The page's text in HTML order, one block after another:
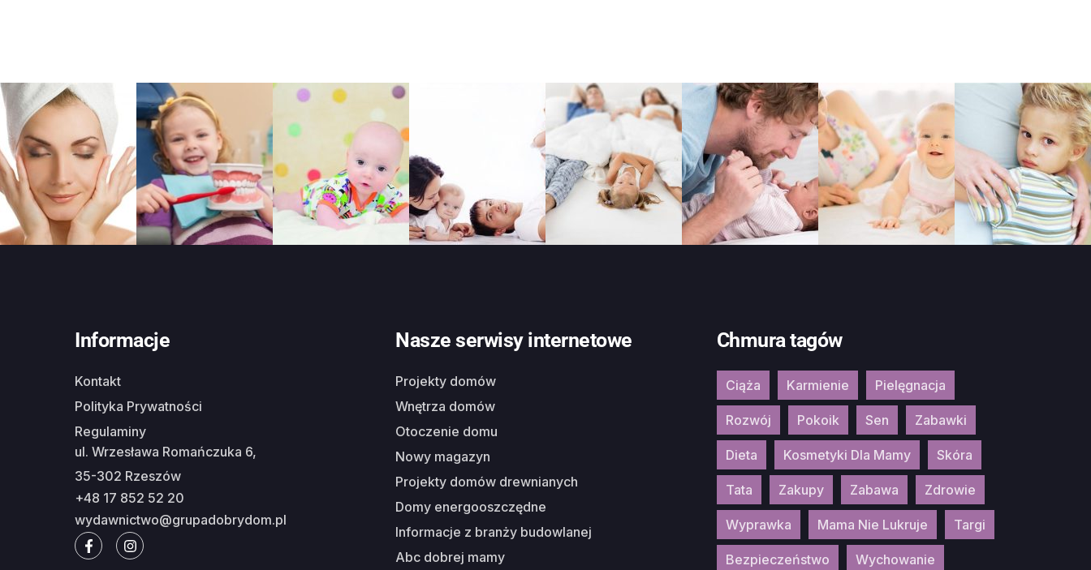
Informacje
Kontakt
Polityka Prywatności
Regulaminy
ul. Wrzesława Romańczuka 6,
35-302 Rzeszów
+48 17 852 52 20
wydawnictwo@grupadobrydom.pl
Nasze serwisy internetowe
Projekty domów
Wnętrza domów
Otoczenie domu
Nowy magazyn
Projekty domów drewnianych
Domy energooszczędne
Informacje z branży budowlanej
Abc dobrej mamy
Chmura tagów
Ciąża Karmienie Pielęgnacja
Rozwój Pokoik Sen Zabawki
Dieta Kosmetyki Dla Mamy Skóra
Tata Zakupy Zabawa Zdrowie
Wyprawka Mama Nie Lukruje Targi
Bezpieczeństwo Wychowanie